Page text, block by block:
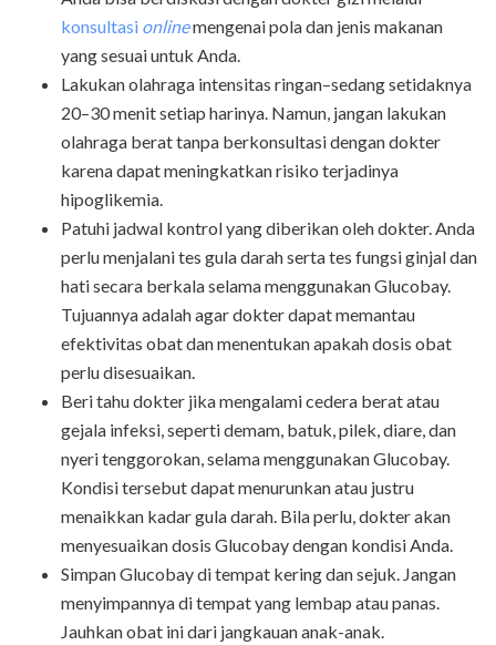
konsultasi onlinemengenai pola dan jenis makanan
yang sesuai untuk Anda.
Lakukan olahraga intensitas ringan–sedang setidaknya
20–30 menit setiap harinya. Namun, jangan lakukan
olahraga berat tanpa berkonsultasi dengan dokter
karena dapat meningkatkan risiko terjadinya
hipoglikemia.
Patuhi jadwal kontrol yang diberikan oleh dokter. Anda
perlu menjalani tes gula darah serta tes fungsi ginjal dan
hati secara berkala selama menggunakan Glucobay.
Tujuannya adalah agar dokter dapat memantau
efektivitas obat dan menentukan apakah dosis obat
perlu disesuaikan.
Beri tahu dokter jika mengalami cedera berat atau
gejala infeksi, seperti demam, batuk, pilek, diare, dan
nyeri tenggorokan, selama menggunakan Glucobay.
Kondisi tersebut dapat menurunkan atau justru
menaikkan kadar gula darah. Bila perlu, dokter akan
menyesuaikan dosis Glucobay dengan kondisi Anda.
Simpan Glucobay di tempat kering dan sejuk. Jangan
menyimpannya di tempat yang lembap atau panas.
Jauhkan obat ini dari jangkauan anak-anak.